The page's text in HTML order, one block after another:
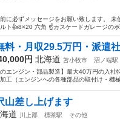
に必ずメッセージをお願い致します。
ト👍8×20 六角 ☝カスケードガレージの
・月収29.5万円・派遣
円 北海道 苫小牧市 沼ノ端駅
のエンジン・部品製造】最大40万円の入
工（エンジンへの各種部品の取付け・機
山差し上げます
道 川上郡 標茶駅
その他